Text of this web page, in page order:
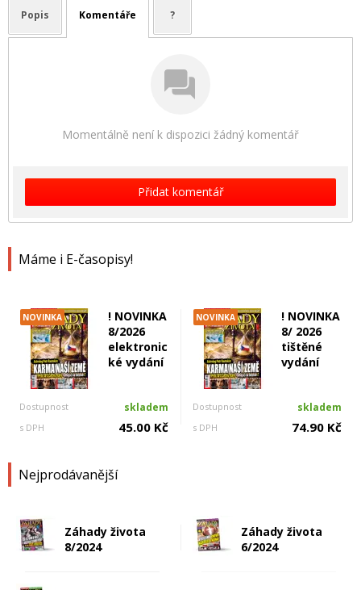
Máme i E-časopisy!
NOVINKA
! NOVINKA
8/2026
elektronic
ké vydání
Dostupnost skladem
s DPH 45.00 Kč
NOVINKA
! NOVINKA
8/ 2026
tištěné
vydání
Dostupnost skladem
s DPH 74.90 Kč
Nejprodávanější
Záhady života
8/2024
Záhady života
6/2024
Popis Komentáře ?
Momentálně není k dispozici žádný komentář
Přidat komentář